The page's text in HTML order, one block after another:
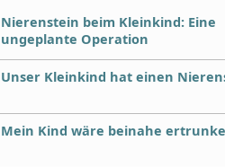
Nierenstein beim Kleinkind: Eine
ungeplante Operation
Unser Kleinkind hat einen
Mein Kind wäre beinahe